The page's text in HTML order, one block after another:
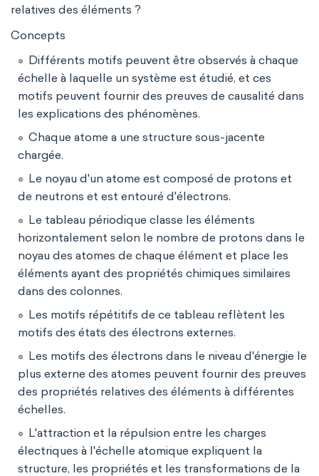
relatives des éléments ?
Concepts
Différents motifs peuvent être observés à chaque
échelle à laquelle un système est étudié, et ces
motifs peuvent fournir des preuves de causalité dans
les explications des phénomènes.
Chaque atome a une structure sous-jacente
chargée.
Le noyau d'un atome est composé de protons et
de neutrons et est entouré d'électrons.
Le tableau périodique classe les éléments
horizontalement selon le nombre de protons dans le
noyau des atomes de chaque élément et place les
éléments ayant des propriétés chimiques similaires
dans des colonnes.
Les motifs répétitifs de ce tableau reflètent les
motifs des états des électrons externes.
Les motifs des électrons dans le niveau d'énergie le
plus externe des atomes peuvent fournir des preuves
des propriétés relatives des éléments à différentes
échelles.
L'attraction et la répulsion entre les charges
électriques à l'échelle atomique expliquent la
structure, les propriétés et les transformations de la